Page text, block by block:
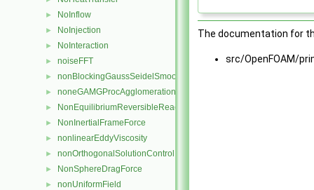
► NoInflow
► NoInjection
► NoInteraction
► noiseFFT
► nonBlockingGaussSeidelSmoother
► noneGAMGProcAgglomeration
► NonEquilibriumReversibleReaction
► NonInertialFrameForce
► nonlinearEddyViscosity
► nonOrthogonalSolutionControl
► NonSphereDragForce
► nonUniformField
The documentation for
src/OpenFOAM/